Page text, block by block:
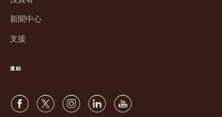
新聞中心
支援
連結